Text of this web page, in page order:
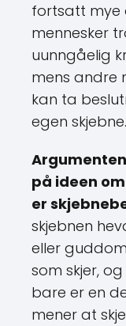
fortsatt mye
mennesker
uunngåelig
mens andre
kan ta
egen skjebne.
på ideen
er
skjebnen
eller
som skjer,
bare er en
mener at